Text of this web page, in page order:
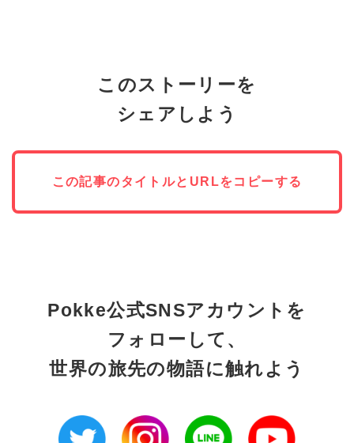
このストーリーを
シェアしよう
この記事のタイトルとURLをコピーする
Pokke公式SNSアカウントを
フォローして、
世界の旅先の物語に触れよう